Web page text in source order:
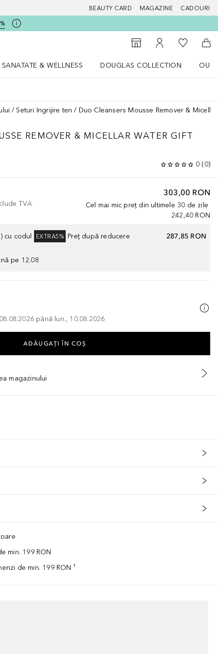
BEAUTY CARD MAGAZINE CADOURI
Către Găsire magazin
Către Contul meu
Către
SANATATE & WELLNESS
DOUGLAS COLLECTION
Seturi Ingrijire ten Duo Cleansers Mousse Remover &
REMOVER & MICELLAR WATER GIFT
0 (0)
303,00 RON
Cel mai mic preț din ultimele 30 de zile
242,40 RON
TVA
cu codul EXTRA5% Preț după reducere 287,85 RON
pe 12.08
până lun., 10.08.2026
ADĂUGAȚI ÎN COŞ
magazinului
min. 199 RON
de min. 199 RON ¹